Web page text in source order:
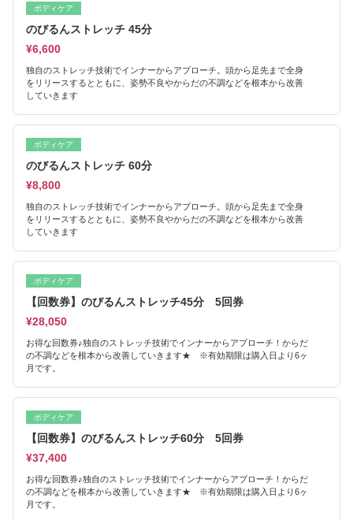
ボディケア
のびるんストレッチ 45分
¥6,600
独自のストレッチ技術でインナーからアプローチ。頭から足先まで全身
をリリースするとともに、姿勢不良やからだの不調などを根本から改善
していきます
ボディケア
のびるんストレッチ 60分
¥8,800
独自のストレッチ技術でインナーからアプローチ。頭から足先まで全身
をリリースするとともに、姿勢不良やからだの不調などを根本から改善
していきます
ボディケア
【回数券】のびるんストレッチ45分 5回券
¥28,050
お得な回数券♪独自のストレッチ技術でインナーからアプローチ！からだ
の不調などを根本から改善していきます★ ※有効期限は購入日より6ヶ
月です。
ボディケア
【回数券】のびるんストレッチ60分 5回券
¥37,400
お得な回数券♪独自のストレッチ技術でインナーからアプローチ！からだ
の不調などを根本から改善していきます★ ※有効期限は購入日より6ヶ
月です。